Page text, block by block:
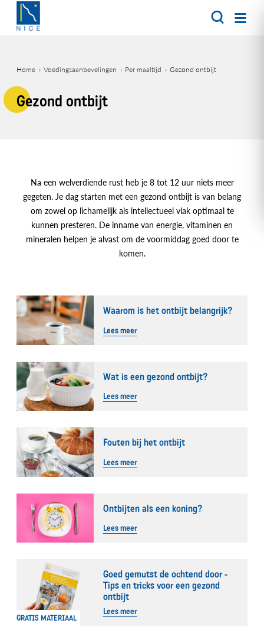
Overslaan
naar
gaanHome Voedingsaanbevelingen Per maaltijd Gezond ontbijt
Gezond ontbijt
Na een welverdiende rust heb je 8 tot 12 uur niets meer
gegeten. Je dag starten met een gezond ontbijt is van belang
om zowel op lichamelijk als intellectueel vlak optimaal te
kunnen presteren. De inname van energie, vitaminen en
mineralen helpen je alvast om de voormiddag goed door te
komen.
Waarom is het ontbijt belangrijk?
Lees meer
Wat is een gezond ontbijt?
Lees meer
Fouten bij het ontbijt
Lees meer
Ontbijten als een koning?
Lees meer
GRATIS MATERIAAL
Goed gemutst de ochtend door -
Tips en tricks voor een gezond
ontbijt
Lees meer